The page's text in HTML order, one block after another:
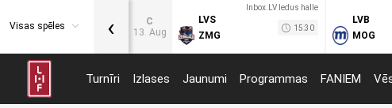
Visas spēles
C
13. Aug
Inbox.LV ledus halle
LVS
ZMG
15:30
LVB
MOG
‹
Turnīri Izlases Jaunumi Programmas FANIEM